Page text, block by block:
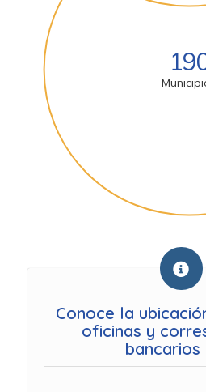
Conoce la
oficinas y
bancarios